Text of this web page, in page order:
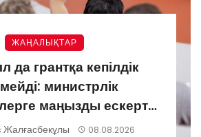
ЖАҢАЛЫҚТАР
да грантқа кепілдік
министрлік
маңызды ескерту
жасады
08.08.2026